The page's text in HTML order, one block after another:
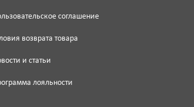
соглашение
возврата товара
и статьи
лояльности